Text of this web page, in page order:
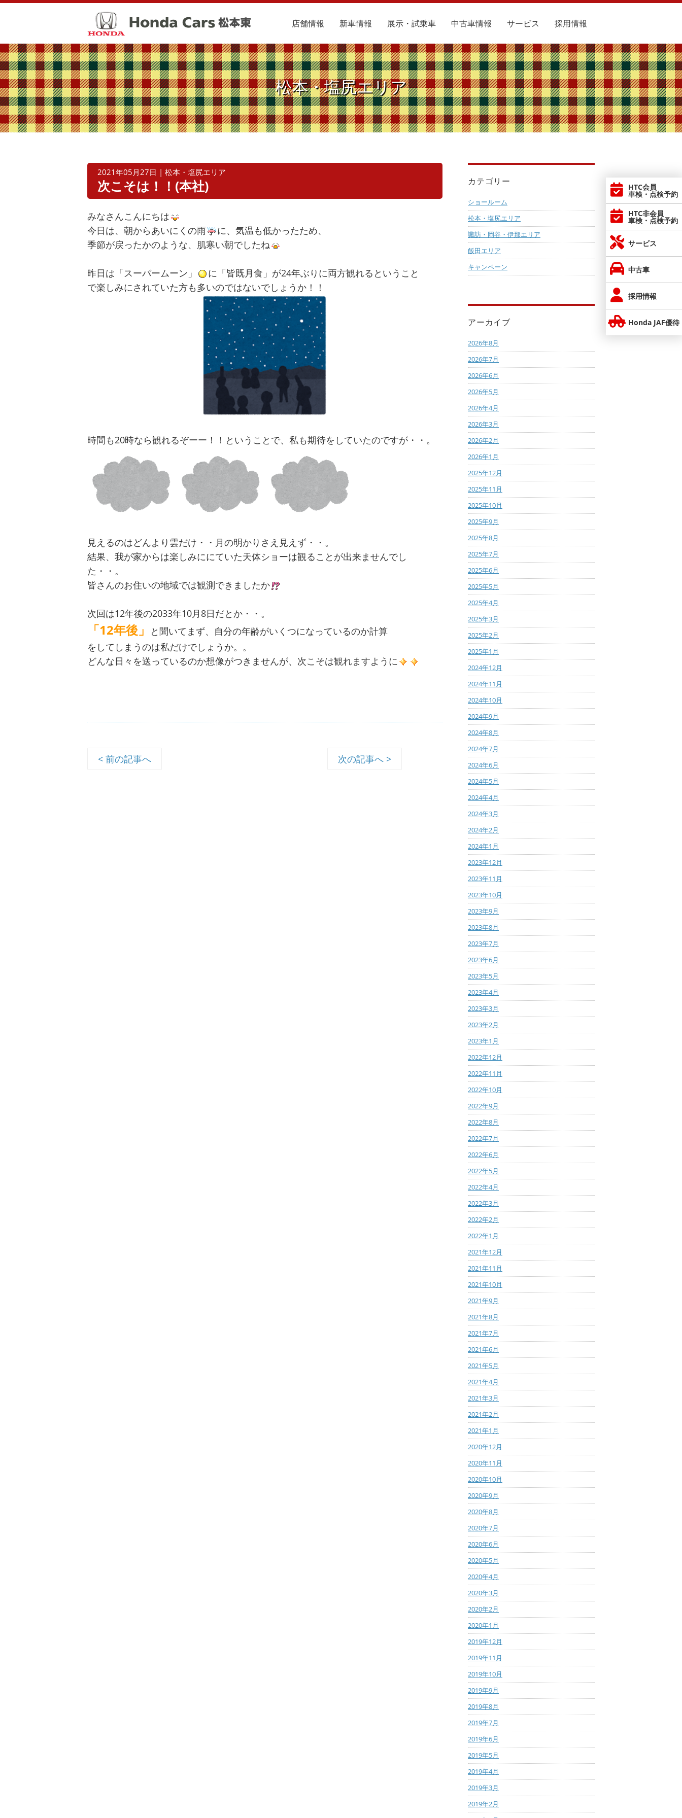
店舗情報 新車情報 展示・試乗車 中古車情報 サービス 採用情報
松本・塩尻エリア
2021年05月27日 | 松本・塩尻エリア
次こそは！！(本社)
みなさんこんにちは
今日は、朝からあいにくの雨
に、気温も低かったため、
季節が戻ったかのような、肌寒い朝でしたね
昨日は「スーパームーン」
に「皆既月食」が24年ぶりに両方観れるということ
で楽しみにされていた方も多いのではないでしょうか！！
時間も20時なら観れるぞーー！！ということで、私も期待をしていたのですが・・。
見えるのはどんより雲だけ・・月の明かりさえ見えず・・。
結果、我が家からは楽しみににていた天体ショーは観ることが出来ませんでし
た・・。
皆さんのお住いの地域では観測できましたか
次回は12年後の2033年10月8日だとか・・。
「12年後」
と聞いてまず、自分の年齢がいくつになっているのか計算
をしてしまうのは私だけでしょうか。。
どんな日々を送っているのか想像がつきませんが、次こそは観れますように
< 前の記事へ 次の記事へ >
カテゴリー
ショールーム
松本・塩尻エリア
諏訪・岡谷・伊那エリア
飯田エリア
キャンペーン
アーカイブ
2026年8月
2026年7月
2026年6月
2026年5月
2026年4月
2026年3月
2026年2月
2026年1月
2025年12月
2025年11月
2025年10月
2025年9月
2025年8月
2025年7月
2025年6月
2025年5月
2025年4月
2025年3月
2025年2月
2025年1月
2024年12月
2024年11月
2024年10月
2024年9月
2024年8月
2024年7月
2024年6月
2024年5月
2024年4月
2024年3月
2024年2月
2024年1月
2023年12月
2023年11月
2023年10月
2023年9月
2023年8月
2023年7月
2023年6月
2023年5月
2023年4月
2023年3月
2023年2月
2023年1月
2022年12月
2022年11月
2022年10月
2022年9月
2022年8月
2022年7月
2022年6月
2022年5月
2022年4月
2022年3月
2022年2月
2022年1月
2021年12月
2021年11月
2021年10月
2021年9月
2021年8月
2021年7月
2021年6月
2021年5月
2021年4月
2021年3月
2021年2月
2021年1月
2020年12月
2020年11月
2020年10月
2020年9月
2020年8月
2020年7月
2020年6月
2020年5月
2020年4月
2020年3月
2020年2月
2020年1月
2019年12月
2019年11月
2019年10月
2019年9月
2019年8月
2019年7月
2019年6月
2019年5月
2019年4月
2019年3月
2019年2月
HTC会員
車検・点検予約
HTC非会員
車検・点検予約
サービス
中古車
採用情報
Honda JAF優待